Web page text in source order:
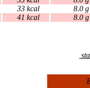
33 kcal
41 kcal